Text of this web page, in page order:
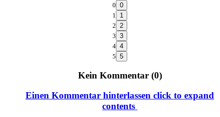
0
1
2
3
4
5
Kein Kommentar (0)
Einen Kommentar hinterlassen click to expand
contents